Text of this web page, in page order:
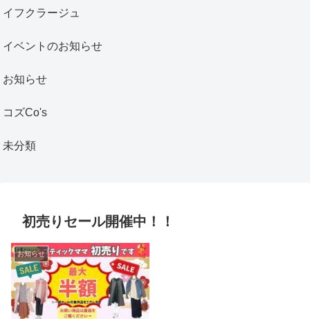
イフクラージュ
イベントのお知らせ
お知らせ
コズCo's
未分類
初売りセール開催中！！
お知らせ